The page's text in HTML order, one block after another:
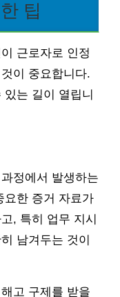
팁
근로자로 인정
이 중요합니다.
는 길이 열립니
정에서 발생하는
요한 증거 자료가
, 특히 업무 지시
남겨두는 것이
고 구제를 받을